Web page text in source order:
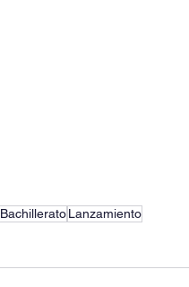
BachilleratoLanzamiento